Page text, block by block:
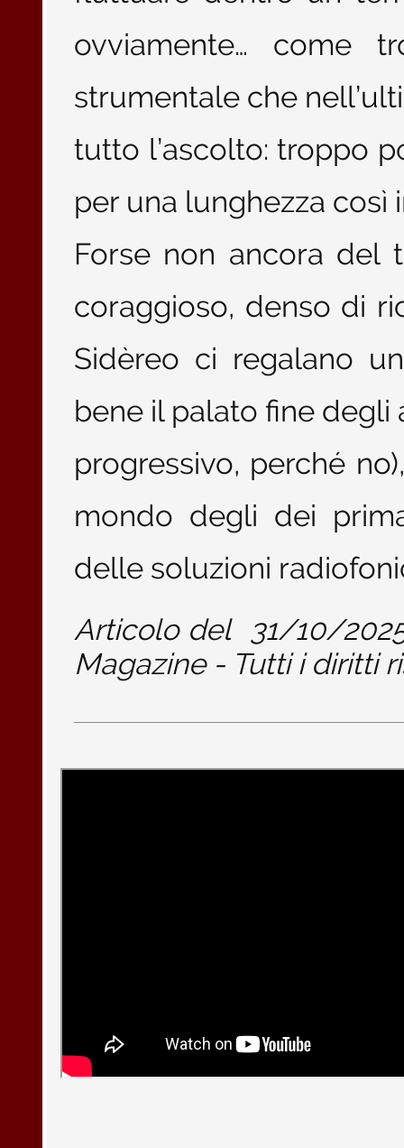
ovviamente… come
strumentale che
tutto l’ascolto: troppo
per una lunghezza così
Forse non ancora del
coraggioso, denso di
Sidèreo ci regalano
bene il palato fine degli
progressivo, perché
mondo degli dei
delle soluzioni
Articolo del 31/10/
Magazine - Tutti i diritti